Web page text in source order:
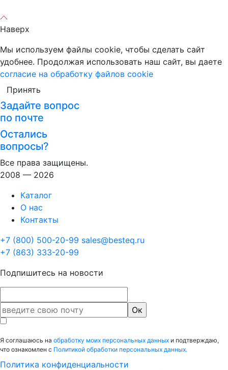
Наверх
Мы используем файлы cookie, чтобы сделать сайт
удобнее. Продолжая использовать наш сайт, вы даете
согласие на обработку файлов cookie
Принять
Задайте вопрос
по почте
Остались
вопросы?
Все права защищены.
2008 — 2026
Каталог
О нас
Контакты
+7 (800) 500-20-99 sales@besteq.ru
+7 (863) 333-20-99
Подпишитесь на новости
Я соглашаюсь на обработку моих персональных данных и подтверждаю,
что ознакомлен с Политикой обработки персональных данных.
Политика конфиденциальности